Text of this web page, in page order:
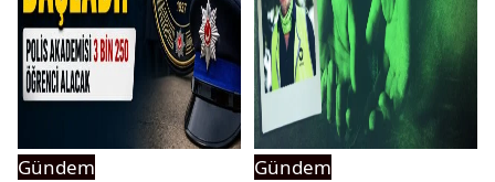
Gündem
Gündem